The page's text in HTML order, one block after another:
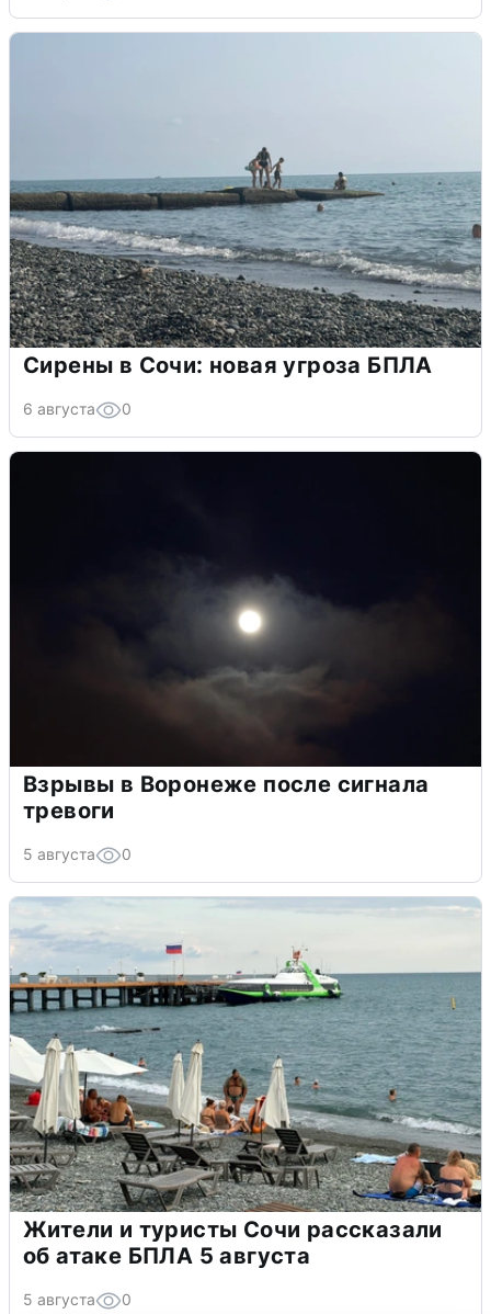
Сирены в Сочи: новая угроза БПЛА
6 августа 0
Взрывы в Воронеже после сигнала
тревоги
5 августа 0
Жители и туристы Сочи рассказали
об атаке БПЛА 5 августа
5 августа 0